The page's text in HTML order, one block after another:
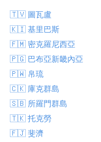
🇹🇻 圖瓦盧
🇰🇮 基里巴斯
🇫🇲 密克羅尼西亞
🇵🇬 巴布亞新畿內亞
🇵🇼 帛琉
🇨🇰 庫克群島
🇸🇧 所羅門群島
🇹🇰 托克勞
🇫🇯 斐濟